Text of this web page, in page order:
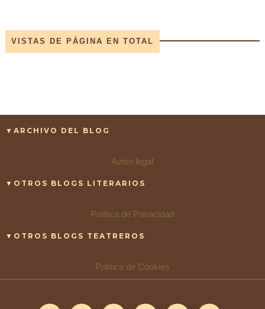
VISTAS DE PÁGINA EN TOTAL
▼ARCHIVO DEL BLOG
Aviso legal
▼OTROS BLOGS LITERARIOS
Política de Privacidad
▼OTROS BLOGS TEATREROS
Política de Cookies